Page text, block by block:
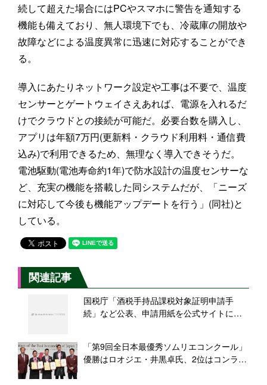
続して超えた場合にはPCやスマホに警告を通知する
機能も備えており、無人環境下でも、冷蔵庫の開放や
故障などによる温度異常に迅速に対応することができ
る。
導入にあたりネットワーク設定や工事は不要で、温度
センサーとゲートウェイさえあれば、電源を入れるだ
けでクラウドとの接続が可能だ。必要台数を購入し、
アプリは年額7万円(更新料・クラウド利用料・通信費
込み)で利用できるため、無理なく導入できそうだ。
電池駆動(電池寿命約1年)で防水設計の温度センサーな
ど、充実の機能を搭載した同システムだが、「ニーズ
に対応して今後も機能アップデートを行う」(同社)と
している。
関連記事
国税庁「酒税手持品課税対象証明申請手
続」など公表、申請用紙を公式サイトに掲
「第9回全日本最優秀ソムリエコンクール」
優勝はロオジエ・井黒卓氏、2位はコンラッ